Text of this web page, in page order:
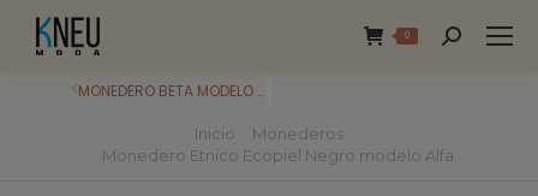
0
Inicio
Monederos
Monedero Etnico Ecopiel Negro modelo Alfa
MONEDERO BETA MODELO ROSA – FLORES